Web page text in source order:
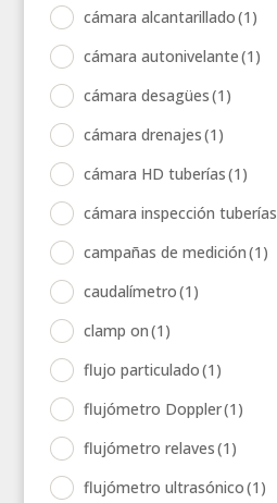
cámara alcantarillado(1)
cámara autonivelante(1)
cámara desagües(1)
cámara drenajes(1)
cámara HD tuberías(1)
cámara inspección tuberías
campañas de medición(1)
caudalímetro(1)
clamp on(1)
flujo particulado(1)
flujómetro Doppler(1)
flujómetro relaves(1)
flujómetro ultrasónico(1)